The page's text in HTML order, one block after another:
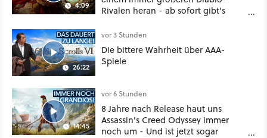
4:09
Rivalen heran - ab sofort gibt's
Klasse
26:22
vor 3 Stunden
Die bittere Wahrheit über AAA-
Spiele
14:45
vor 6 Stunden
8 Jahre nach Release haut uns
Assassin's Creed Odyssey immer
noch um - Und ist jetzt sogar